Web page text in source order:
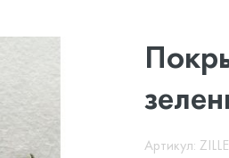
Артикул: